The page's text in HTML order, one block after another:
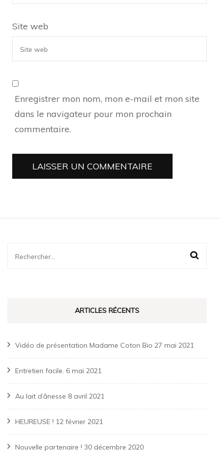
Site web
Enregistrer mon nom, mon e-mail et mon site
dans le navigateur pour mon prochain
commentaire.
Rechercher :
ARTICLES RÉCENTS
Vidéo de présentation Madame Coton Bio 27 mai 2021
Entretien facile. 6 mai 2021
Au lait d’ânesse 8 avril 2021
HEUREUSE ! 12 février 2021
Nouvelle partenaire ! 30 décembre 2020